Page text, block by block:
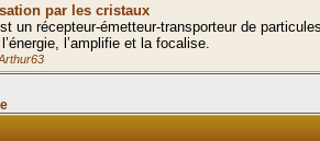
par les cristaux
un récepteur-émetteur-transporteur de
l’amplifie et la focalise.